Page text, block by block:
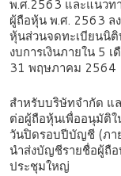
พ.ศ.2563 และแนวท
ผู้ถือหุ้น พ.ศ. 2563 ล
หุ้นส่วนจดทะเบียนนิติ
งบการเงินภายใน 5
31 พฤษภาคม 2564
สำหรับบริษัทจำกัด แ
ต่อผู้ถือหุ้นเพื่ออนุมัติ
วันปิดรอบปีบัญชี (ภา
นำส่งบัญชีรายชื่อผู้ถื
ประชุมใหญ่